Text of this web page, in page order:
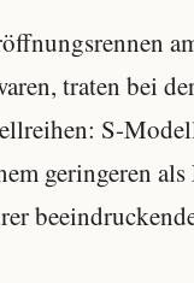
traten bei
S-
geringeren